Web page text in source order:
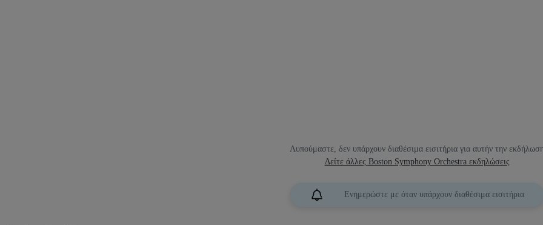
Λυπούμαστε, δεν υπάρχουν διαθέσιμα εισιτήρια για αυτήν την
Δείτε άλλες Boston Symphony Orchestra εκδηλώσεις
Ενημερώστε με όταν υπάρχουν διαθέσιμα εισιτήρια